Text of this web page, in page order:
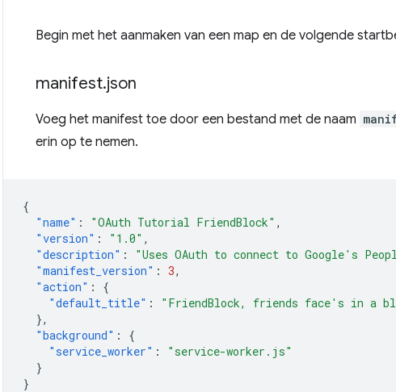
Begin met het aanmaken van een map en de volgende
manifest.json
Voeg het manifest toe door een bestand met de naam
erin op te nemen.
{
"name" : "OAuth Tutorial FriendBlock" ,
"version" : "1.0" ,
"description" : "Uses OAuth to connect to Google's
"manifest_version" : 3,
"action" :
{
"default_title" :
"FriendBlock, friends face's in a
},
"background" :
{
"service_worker" :
"service-worker.js"
}
}